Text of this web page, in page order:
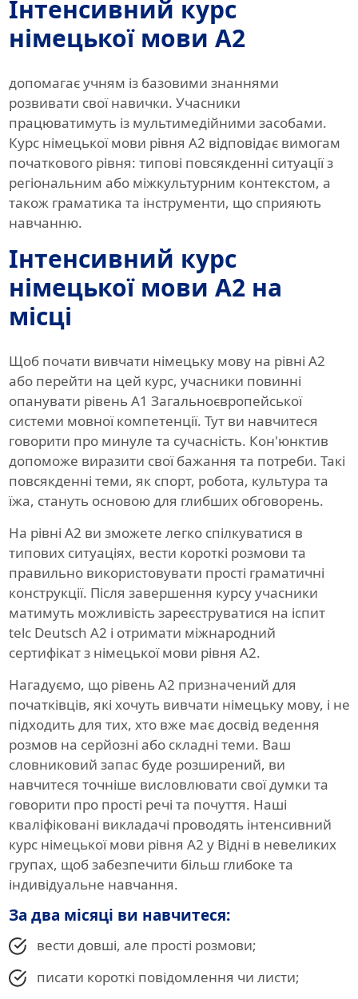
Інтенсивний курс
німецької мови A2
допомагає учням із базовими знаннями
розвивати свої навички. Учасники
працюватимуть із мультимедійними засобами.
Курс німецької мови рівня A2 відповідає вимогам
початкового рівня: типові повсякденні ситуації з
регіональним або міжкультурним контекстом, а
також граматика та інструменти, що сприяють
навчанню.
Інтенсивний курс
німецької мови A2 на
місці
Щоб почати вивчати німецьку мову на рівні A2
або перейти на цей курс, учасники повинні
опанувати рівень A1 Загальноєвропейської
системи мовної компетенції. Тут ви навчитеся
говорити про минуле та сучасність. Кон'юнктив
допоможе виразити свої бажання та потреби. Такі
повсякденні теми, як спорт, робота, культура та
їжа, стануть основою для глибших обговорень.
На рівні A2 ви зможете легко спілкуватися в
типових ситуаціях, вести короткі розмови та
правильно використовувати прості граматичні
конструкції. Після завершення курсу учасники
матимуть можливість зареєструватися на іспит
telc Deutsch A2 і отримати міжнародний
сертифікат з німецької мови рівня A2.
Нагадуємо, що рівень A2 призначений для
початківців, які хочуть вивчати німецьку мову, і не
підходить для тих, хто вже має досвід ведення
розмов на серйозні або складні теми. Ваш
словниковий запас буде розширений, ви
навчитеся точніше висловлювати свої думки та
говорити про прості речі та почуття. Наші
кваліфіковані викладачі проводять інтенсивний
курс німецької мови рівня A2 у Відні в невеликих
групах, щоб забезпечити більш глибоке та
індивідуальне навчання.
За два місяці ви навчитеся:
вести довші, але прості розмови;
писати короткі повідомлення чи листи;